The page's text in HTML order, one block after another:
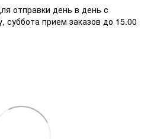
отправки день в день с
суббота прием заказов до 15.00